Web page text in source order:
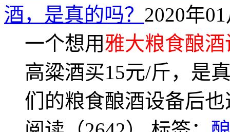
酒，是真的吗？ 2020年
一个想用雅大粮食酿酒
高粱酒买15元/斤，是
们的粮食酿酒设备后